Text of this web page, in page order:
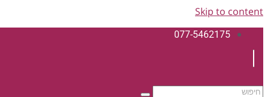
Skip to content
077-5462175